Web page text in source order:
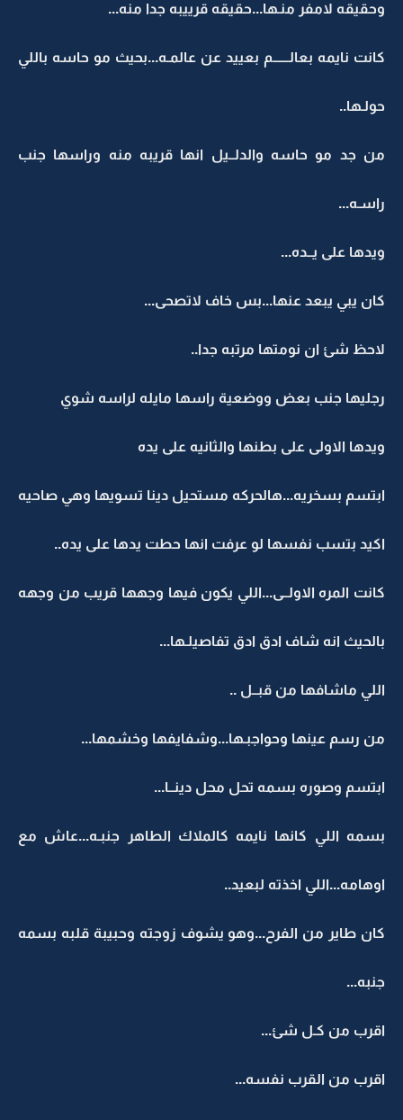
وحقيقه لامفر منـها...حقيقه قرييبه جدا منه...
كانت نايمه بعالــــــم بعييد عن عالمـه...بحيث مو حاسه باللي
حولـها..
من جد مو حاسه والدلــيل انها قريبه منه وراسها جنب
راسـه...
ويدها على يــده...
كان يبي يبعد عنها...بس خاف لاتصحى...
لاحظ شئ ان نومتها مرتبه جدا..
رجليها جنب بعض ووضعية راسها مايله لراسه شوي
ويدها الاولى على بطنها والثانيه على يده
ابتسم بسخريه...هالحركه مستحيل دينا تسويها وهي صاحيه
اكيد بتسب نفسها لو عرفت انها حطت يدها على يده..
كانت المره الاولــى...اللي يكون فيها وجهها قريب من وجهه
بالحيث انه شاف ادق ادق تفاصيلـها...
اللي ماشافها من قبــل ..
من رسم عينها وحواجبـها...وشفايفها وخشمها...
ابتسم وصوره بسمه تحل محل دينــا...
بسمه اللي كانها نايمه كالملاك الطاهر جنبـه...عاش مع
اوهامه...اللي اخذته لبعيد..
كان طاير من الفرح...وهو يشوف زوجته وحبيبة قلبه بسمه
جنبه...
اقرب من كـل شئ...
اقرب من القرب نفسه...